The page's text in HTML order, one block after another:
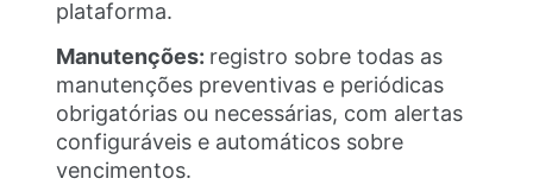
plataforma.
Manutenções: registro sobre todas as
manutenções preventivas e periódicas
obrigatórias ou necessárias, com alertas
configuráveis e automáticos sobre
vencimentos.